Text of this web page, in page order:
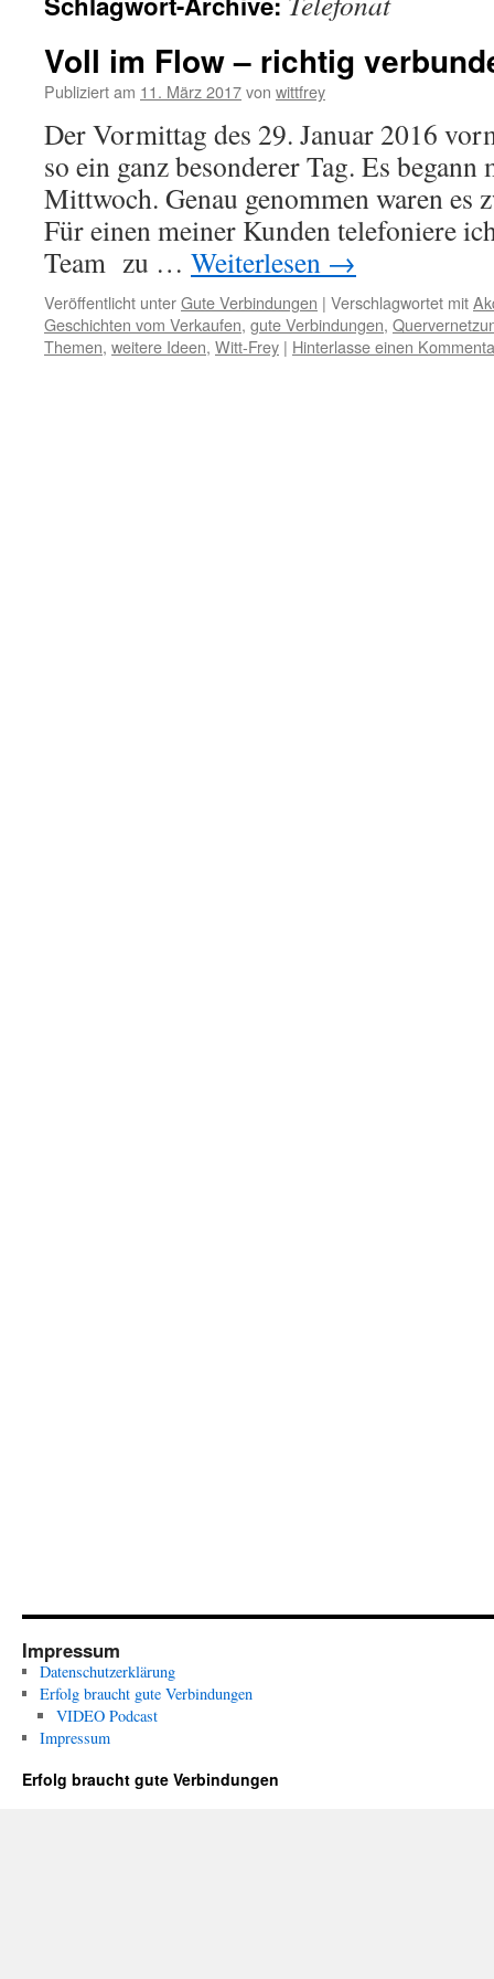
Voll im Flow – richtig
Publiziert am 11. März 2017von wittfrey
Der Vormittag des 29. Januar 2016
so ein ganz besonderer Tag. Es
Mittwoch. Genau genommen waren es
Für einen meiner Kunden telefoniere
Team zu … Weiterlesen →
Veröffentlicht unterGute Verbindungen | Verschlagwortet mit
Geschichten vom Verkaufen, gute Verbindungen,
Themen, weitere Ideen, Witt-Frey | Hinterlasse einen
Impressum
Datenschutzerklärung
Erfolg braucht gute Verbindungen
VIDEO Podcast
Impressum
Erfolg braucht gute Verbindungen